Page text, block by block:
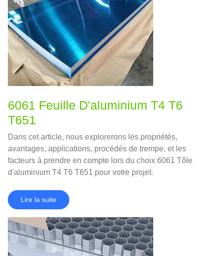
6061 Feuille D'aluminium T4 T6
T651
Dans cet article, nous explorerons les propriétés,
avantages, applications, procédés de trempe, et les
facteurs à prendre en compte lors du choix 6061 Tôle
d'aluminium T4 T6 T651 pour votre projet.
Lire la suite